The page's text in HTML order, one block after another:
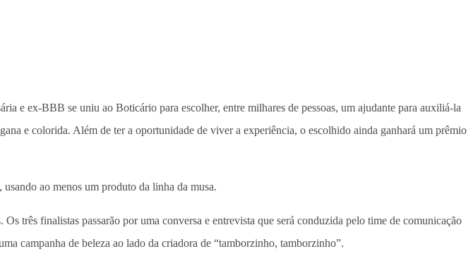
e ex-BBB se uniu ao Boticário para escolher, entre milhares de pessoas, um ajudante para auxiliá-la
e colorida. Além de ter a oportunidade de viver a experiência, o escolhido ainda ganhará um prêmio
ao menos um produto da linha da musa.
três finalistas passarão por uma conversa e entrevista que será conduzida pelo time de comunicação
campanha de beleza ao lado da criadora de “tamborzinho, tamborzinho”.